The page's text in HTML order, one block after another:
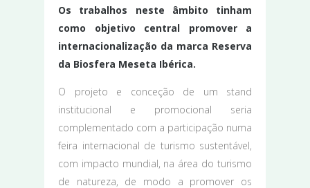
Os trabalhos neste âmbito tinham
como objetivo central promover a
internacionalização da marca Reserva
da Biosfera Meseta Ibérica.
O projeto e conceção de um stand
institucional e promocional seria
complementado com a participação numa
feira internacional de turismo sustentável,
com impacto mundial, na área do turismo
de natureza, de modo a promover os